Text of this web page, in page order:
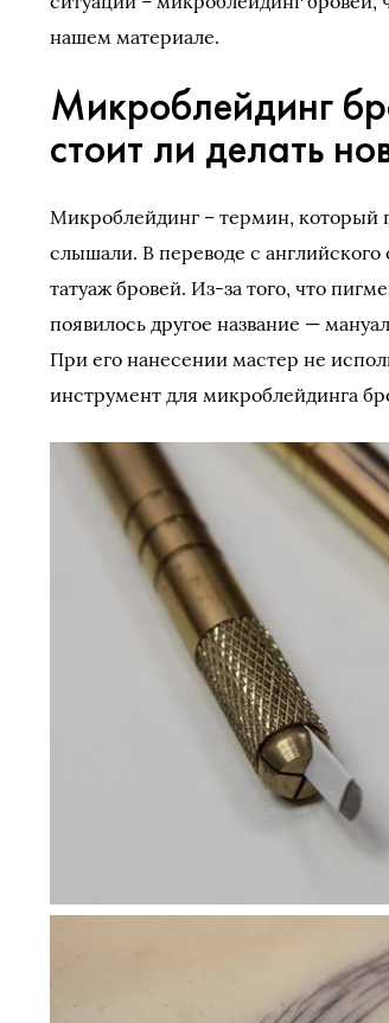
нашем материале.
Микроблейдинг
стоит ли делать
Микроблейдинг – термин, который
слышали. В переводе с английского
татуаж бровей. Из-за того, что
появилось другое название —
При его нанесении мастер не
инструмент для микроблейдинга